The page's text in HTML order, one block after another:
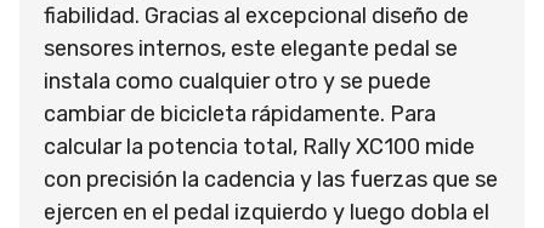
fiabilidad. Gracias al excepcional diseño de
sensores internos, este elegante pedal se
instala como cualquier otro y se puede
cambiar de bicicleta rápidamente. Para
calcular la potencia total, Rally XC100 mide
con precisión la cadencia y las fuerzas que se
ejercen en el pedal izquierdo y luego dobla el